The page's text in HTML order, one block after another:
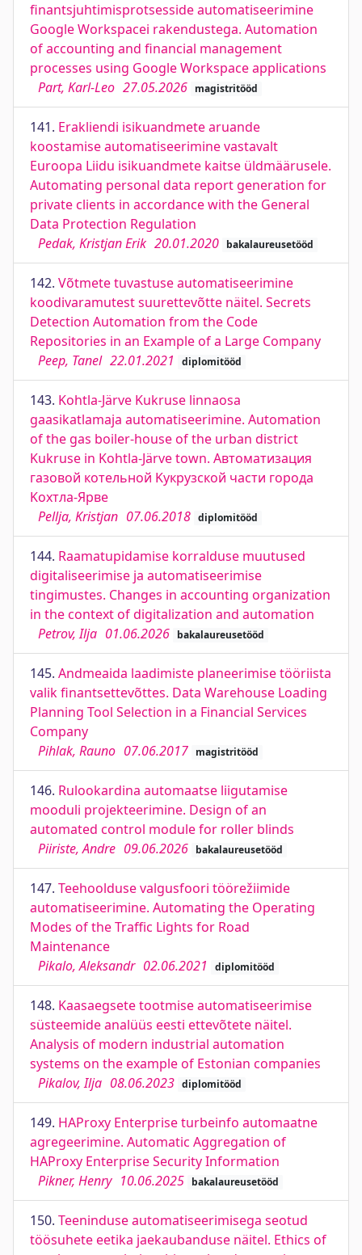
finantsjuhtimisprotsesside automatiseerimine
Google Workspacei rakendustega. Automation
of accounting and financial management
processes using Google Workspace applications
Part, Karl-Leo 27.05.2026 magistritööd
141. Erakliendi isikuandmete aruande
koostamise automatiseerimine vastavalt
Euroopa Liidu isikuandmete kaitse üldmäärusele.
Automating personal data report generation for
private clients in accordance with the General
Data Protection Regulation
Pedak, Kristjan Erik 20.01.2020 bakalaureusetööd
142. Võtmete tuvastuse automatiseerimine
koodivaramutest suurettevõtte näitel. Secrets
Detection Automation from the Code
Repositories in an Example of a Large Company
Peep, Tanel 22.01.2021 diplomitööd
143. Kohtla-Järve Kukruse linnaosa
gaasikatlamaja automatiseerimine. Automation
of the gas boiler-house of the urban district
Kukruse in Kohtla-Järve town. Автоматизация
газовой котельной Kукрузской части города
Kохтла-Ярве
Pellja, Kristjan 07.06.2018 diplomitööd
144. Raamatupidamise korralduse muutused
digitaliseerimise ja automatiseerimise
tingimustes. Changes in accounting organization
in the context of digitalization and automation
Petrov, Ilja 01.06.2026 bakalaureusetööd
145. Andmeaida laadimiste planeerimise tööriista
valik finantsettevõttes. Data Warehouse Loading
Planning Tool Selection in a Financial Services
Company
Pihlak, Rauno 07.06.2017 magistritööd
146. Rulookardina automaatse liigutamise
mooduli projekteerimine. Design of an
automated control module for roller blinds
Piiriste, Andre 09.06.2026 bakalaureusetööd
147. Teehoolduse valgusfoori töörežiimide
automatiseerimine. Automating the Operating
Modes of the Traffic Lights for Road
Maintenance
Pikalo, Aleksandr 02.06.2021 diplomitööd
148. Kaasaegsete tootmise automatiseerimise
süsteemide analüüs eesti ettevõtete näitel.
Analysis of modern industrial automation
systems on the example of Estonian companies
Pikalov, Ilja 08.06.2023 diplomitööd
149. HAProxy Enterprise turbeinfo automaatne
agregeerimine. Automatic Aggregation of
HAProxy Enterprise Security Information
Pikner, Henry 10.06.2025 bakalaureusetööd
150. Teeninduse automatiseerimisega seotud
töösuhete eetika jaekaubanduse näitel. Ethics of